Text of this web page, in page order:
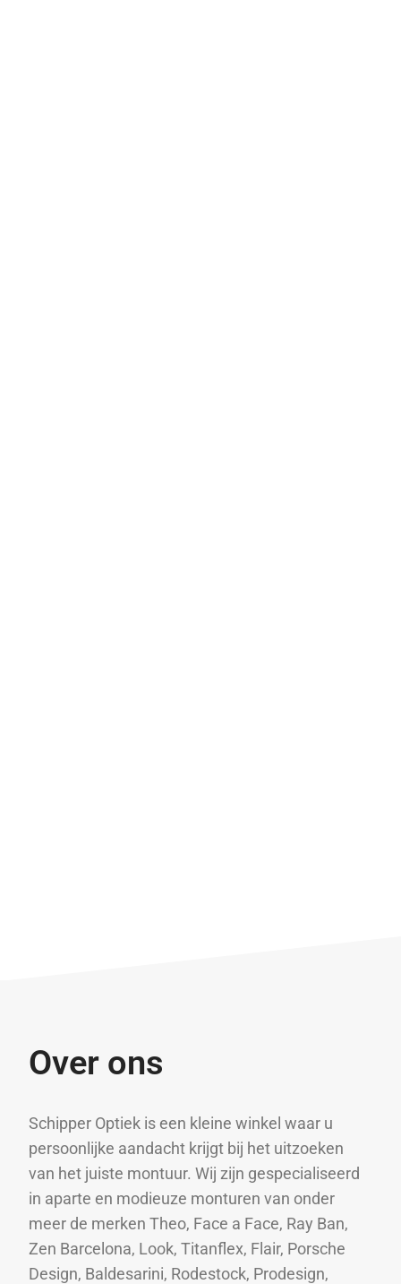
Over ons
Schipper Optiek is een kleine winkel waar u
persoonlijke aandacht krijgt bij het uitzoeken
van het juiste montuur. Wij zijn gespecialiseerd
in aparte en modieuze monturen van onder
meer de merken Theo, Face a Face, Ray Ban,
Zen Barcelona, Look, Titanflex, Flair, Porsche
Design, Baldesarini, Rodestock, Prodesign,